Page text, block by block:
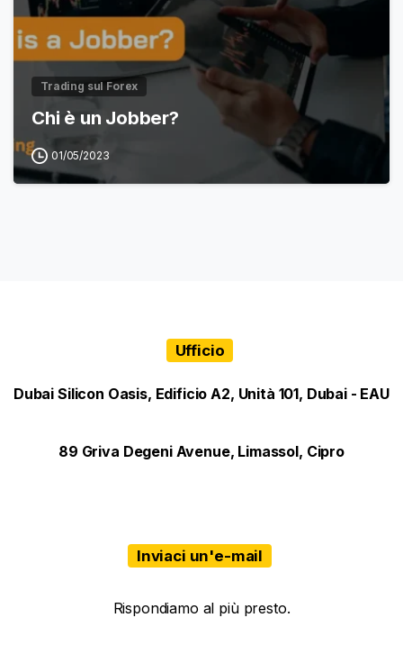
Trading sul Forex
Chi è un Jobber?
01/05/2023
Ufficio
Dubai Silicon Oasis, Edificio A2, Unità 101, Dubai - EAU
89 Griva Degeni Avenue, Limassol, Cipro
Inviaci un'e-mail
Rispondiamo al più presto.